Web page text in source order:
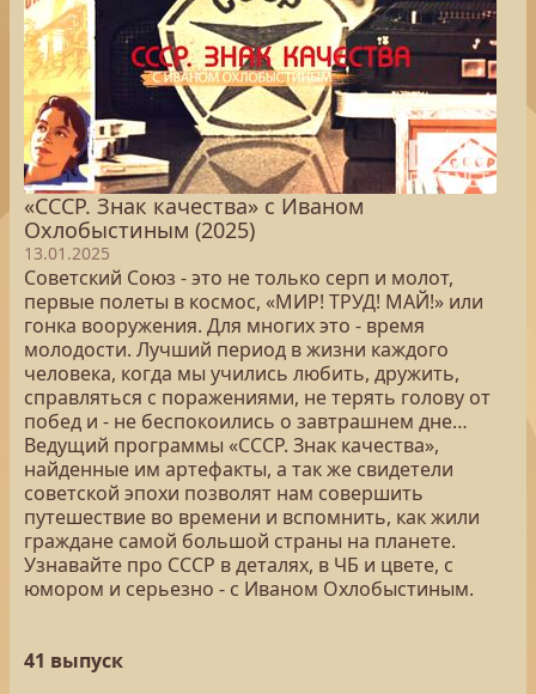
«СССР. Знак качества» с Иваном
Охлобыстиным (2025)
13.01.2025
Советский Союз - это не только серп и молот,
первые полеты в космос, «МИР! ТРУД! МАЙ!» или
гонка вооружения. Для многих это - время
молодости. Лучший период в жизни каждого
человека, когда мы учились любить, дружить,
справляться с поражениями, не терять голову от
побед и - не беспокоились о завтрашнем дне…
Ведущий программы «СССР. Знак качества»,
найденные им артефакты, а так же свидетели
советской эпохи позволят нам совершить
путешествие во времени и вспомнить, как жили
граждане самой большой страны на планете.
Узнавайте про СССР в деталях, в ЧБ и цвете, с
юмором и серьезно - с Иваном Охлобыстиным.
41 выпуск